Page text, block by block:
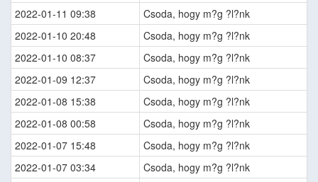
2022-01-11 09:38
Csoda, hogy m?g ?l?nk
2022-01-10 20:48
Csoda, hogy m?g ?l?nk
2022-01-10 08:37
Csoda, hogy m?g ?l?nk
2022-01-09 12:37
Csoda, hogy m?g ?l?nk
2022-01-08 15:38
Csoda, hogy m?g ?l?nk
2022-01-08 00:58
Csoda, hogy m?g ?l?nk
2022-01-07 15:48
Csoda, hogy m?g ?l?nk
2022-01-07 03:34
Csoda, hogy m?g ?l?nk